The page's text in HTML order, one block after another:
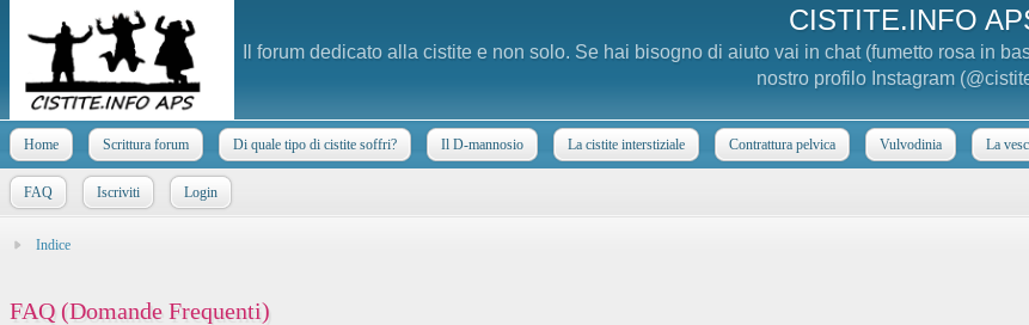
CISTITE.INFO
Il forum dedicato alla cistite e non solo. Se hai bisogno di aiuto vai in chat (fumetto rosa in
nostro profilo Instagram
Home Scrittura forum Di quale tipo di cistite soffri? Il D-mannosio La cistite interstiziale Contrattura pelvica Vulvodinia La
FAQ Iscriviti Login
Indice
FAQ (Domande Frequenti)